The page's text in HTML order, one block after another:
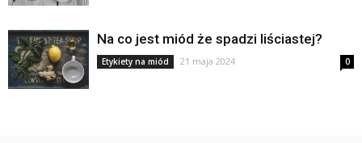
Na co jest miód że spadzi liściastej?
Etykiety na miód 21 maja 2024 0